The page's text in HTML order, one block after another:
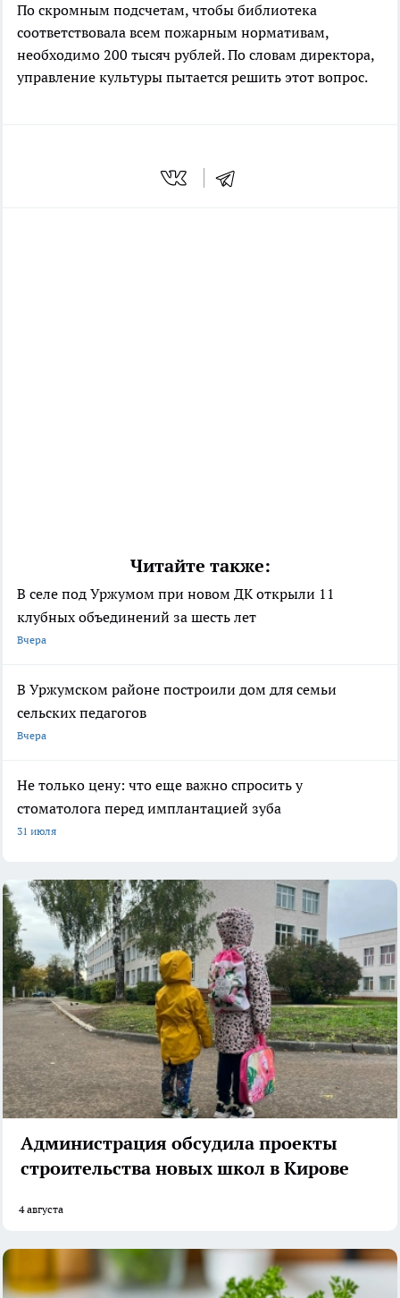
По скромным подсчетам, чтобы библиотека
соответствовала всем пожарным нормативам,
необходимо 200 тысяч рублей. По словам директора,
управление культуры пытается решить этот вопрос.
Читайте также:
В селе под Уржумом при новом ДК открыли 11
клубных объединений за шесть лет
Вчера
В Уржумском районе построили дом для семьи
сельских педагогов
Вчера
Не только цену: что еще важно спросить у
стоматолога перед имплантацией зуба
31 июля
Администрация обсудила проекты
строительства новых школ в Кирове
4 августа